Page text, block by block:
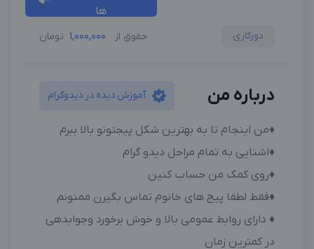
ها
دورکاری حقوق از 1,000,000 تومان
درباره من آموزش دیده در دیدوگرام
♦️من اینجام تا به بهترین شکل پیجتونو بالا ببرم
♦️اشنایی به تمام مراحل دیدو گرام
♦️روی کمک من حساب کنین
♦️فقط لطفا پیج های خانوم تماس بگیرن ممنونم
♦️ دارای روابط عمومی بالا و خوش برخورد وجوابدهی
در کمترین زمان